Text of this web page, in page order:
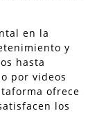
en la
y
hasta
por videos
ofrece
los